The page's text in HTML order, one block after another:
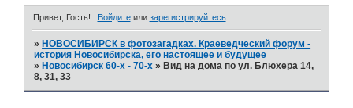
Привет, Гость! Войдитеили зарегистрируйтесь.
» НОВОСИБИРСК в фотозагадках. Краеведческий форум -
история Новосибирска, его настоящее и будущее
» Новосибирск 60-х - 70-х » Вид на дома по ул. Блюхера 14,
8, 31, 33